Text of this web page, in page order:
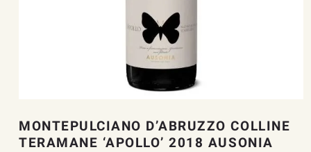
MONTEPULCIANO D’ABRUZZO COLLINE
TERAMANE ‘APOLLO’ 2018 AUSONIA